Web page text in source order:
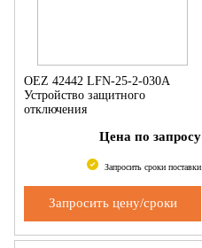
OEZ 42442 LFN-25-2-030A
Устройство защитного
отключения
Цена по запросу
Запросить сроки поставки
Запросить цену/сроки